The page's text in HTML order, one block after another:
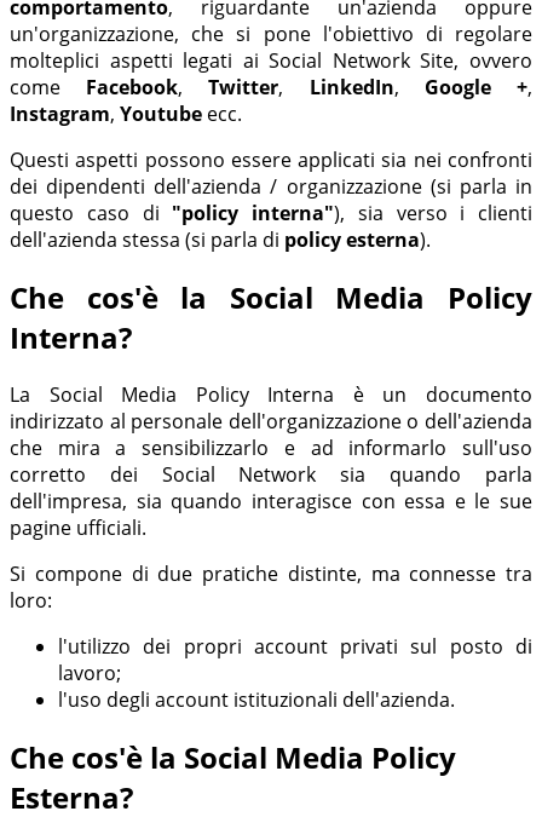
comportamento, riguardante un'azienda oppure
un'organizzazione, che si pone l'obiettivo di regolare
molteplici aspetti legati ai Social Network Site, ovvero
come Facebook,Twitter, LinkedIn, Google +,
Instagram, Youtube ecc.
Questi aspetti possono essere applicati sia nei confronti
dei dipendenti dell'azienda / organizzazione (si parla in
questo caso di "policy interna"), sia verso i clienti
dell'azienda stessa (si parla di policy esterna).
Che cos'è la Social Media Policy
Interna?
La Social Media Policy Interna è un documento
indirizzato al personale dell'organizzazione o dell'azienda
che mira a sensibilizzarlo e ad informarlo sull'uso
corretto dei Social Network sia quando parla
dell'impresa, sia quando interagisce con essa e le sue
pagine ufficiali.
Si compone di due pratiche distinte, ma connesse tra
loro:
l'utilizzo dei propri account privati sul posto di
lavoro;
l'uso degli account istituzionali dell'azienda.
Che cos'è la Social Media Policy
Esterna?